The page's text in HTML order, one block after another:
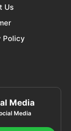
Us
Policy
Media
Media